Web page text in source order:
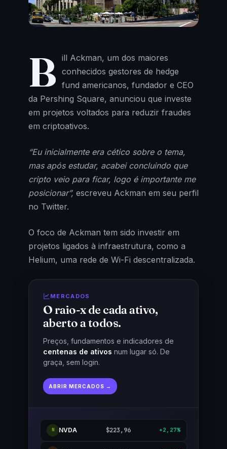
B ill Ackman, um dos maiores
conhecidos gestores de hedge
fund americanos, fundador e CEO
da Pershing Square, anunciou que investe
em projetos voltados para reduzir fraudes
em criptoativos.
“Eu inicialmente era cético sobre o tema,
mas após estudar, acabei concluindo que
cripto veio para ficar, logo é importante me
posicionar”, escreveu Ackman em seu perfil
no Twitter.
O foco de Ackman tem sido investir em
projetos ligados à infraestrutura, como a
Helium, uma rede de Wi-Fi descentralizada.
MERCADOS
O raio-x de cada ativo,
aberto a todos.
Preços, fundamentos e indicadores de
centenas de ativos num lugar só. De
graça, sem login.
ABRIR MERCADOS →
N NVDA $223,96 +2,27%